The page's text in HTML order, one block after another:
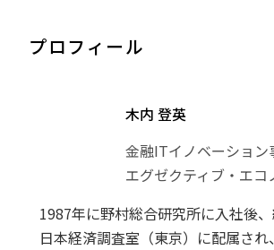
プロフィール
木内 登英
金融ITイノベーション
エグゼクティブ・エコ
1987年に野村総合研究所に入社後、
日本経済調査室（東京）に配属され